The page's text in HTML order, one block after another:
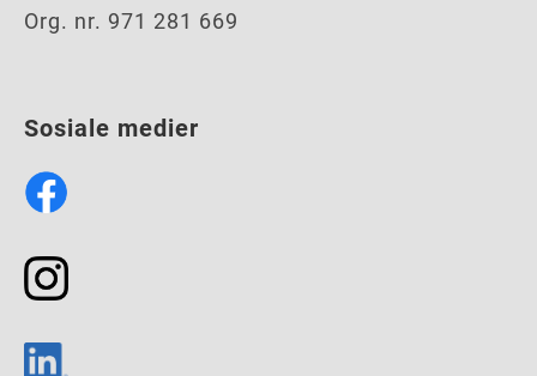
Org. nr. 971 281 669
Sosiale medier